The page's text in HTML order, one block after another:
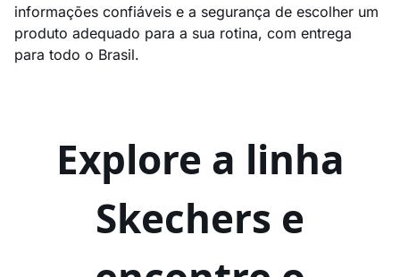
informações confiáveis e a segurança de escolher um
produto adequado para a sua rotina, com entrega
para todo o Brasil.
Explore a linha
Skechers e